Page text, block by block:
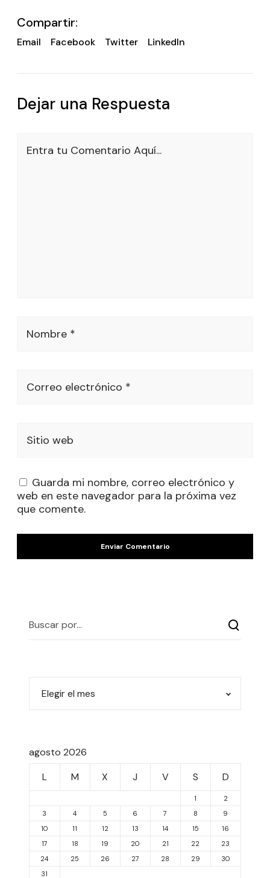
Compartir:
Email Facebook Twitter LinkedIn
Dejar una Respuesta
Entra tu Comentario Aquí...
Nombre *
Correo electrónico *
Sitio web
Guarda mi nombre, correo electrónico y
web en este navegador para la próxima vez
que comente.
agosto 2026
L
M X J V S D
1
2
3
4 5 6 7 8
9
10
11 12 13 14 15
16
17
18 19 20 21 22
23
24
25 26 27 28 29
30
31